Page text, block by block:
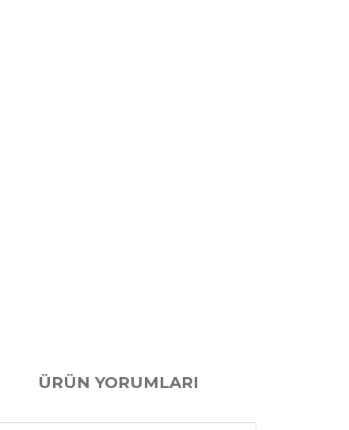
ÜRÜN YORUMLARI